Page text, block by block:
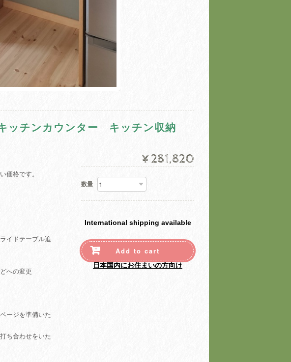
ッチンカウンター キッチン収納
価格です。
イドテーブル追
への変更
ージを準備いた
ち合わせをいた
¥281,820
数量
International shipping available
Add to cart
日本国内にお住まいの方向け